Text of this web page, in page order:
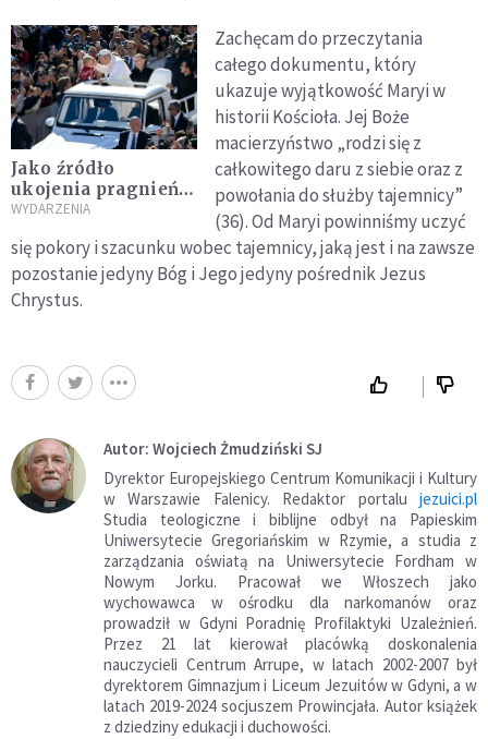
Jako źródło
ukojenia pragnień i
znoszenia trudów
XIV wskazał Paschę
WYDARZENIA
Zachęcam do przeczytania
całego dokumentu, który
ukazuje wyjątkowość Maryi w
historii Kościoła. Jej Boże
macierzyństwo „rodzi się z
całkowitego daru z siebie oraz z
powołania do służby tajemnicy”
(36). Od Maryi powinniśmy uczyć
się pokory i szacunku wobec tajemnicy, jaką jest i na zawsze
pozostanie jedyny Bóg i Jego jedyny pośrednik Jezus
Chrystus.
Autor: Wojciech Żmudziński SJ
Dyrektor Europejskiego Centrum Komunikacji i Kultury
w Warszawie Falenicy. Redaktor portalu jezuici.pl
Studia teologiczne i biblijne odbył na Papieskim
Uniwersytecie Gregoriańskim w Rzymie, a studia z
zarządzania oświatą na Uniwersytecie Fordham w
Nowym Jorku. Pracował we Włoszech jako
wychowawca w ośrodku dla narkomanów oraz
prowadził w Gdyni Poradnię Profilaktyki Uzależnień.
Przez 21 lat kierował placówką doskonalenia
nauczycieli Centrum Arrupe, w latach 2002-2007 był
dyrektorem Gimnazjum i Liceum Jezuitów w Gdyni, a w
latach 2019-2024 socjuszem Prowincjała. Autor książek
z dziedziny edukacji i duchowości.